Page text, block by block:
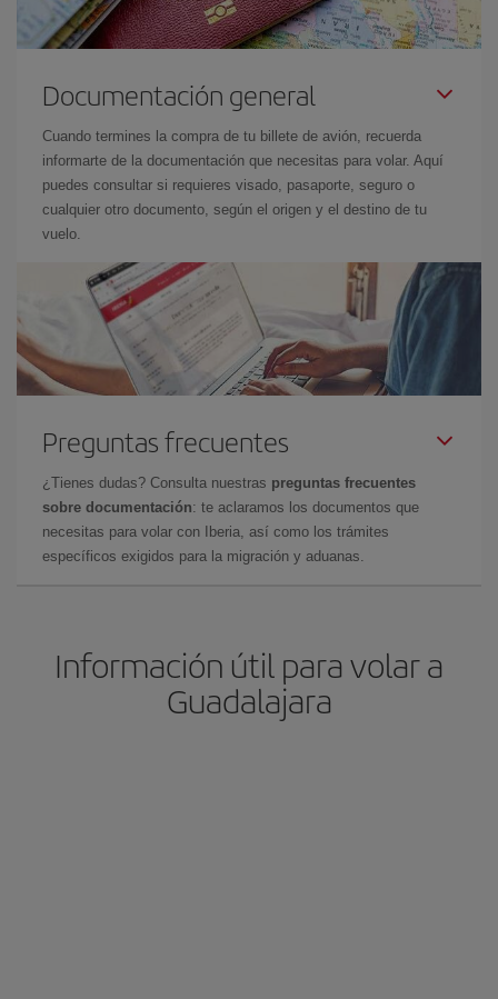
Documentación general
Cuando termines la compra de tu billete de avión, recuerda
informarte de la documentación que necesitas para volar. Aquí
puedes consultar si requieres visado, pasaporte, seguro o
cualquier otro documento, según el origen y el destino de tu
vuelo.
Preguntas frecuentes
¿Tienes dudas? Consulta nuestras preguntas frecuentes
sobre documentación: te aclaramos los documentos que
necesitas para volar con Iberia, así como los trámites
específicos exigidos para la migración y aduanas.
Información útil para volar a
Guadalajara